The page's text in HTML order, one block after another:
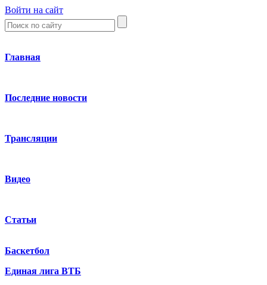
Войти на сайт
Главная
Последние новости
Трансляции
Видео
Статьи
Баскетбол
Единая лига ВТБ